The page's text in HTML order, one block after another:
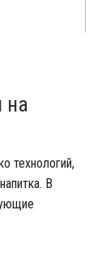
на
технологий,
В